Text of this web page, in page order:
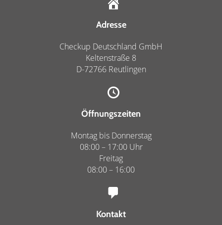
Adresse
Checkup Deutschland GmbH
Keltenstraße 8
D-72766 Reutlingen
Öffnungszeiten
Montag bis Donnerstag
08:00 – 17:00 Uhr
Freitag
08:00 – 16:00
Kontakt